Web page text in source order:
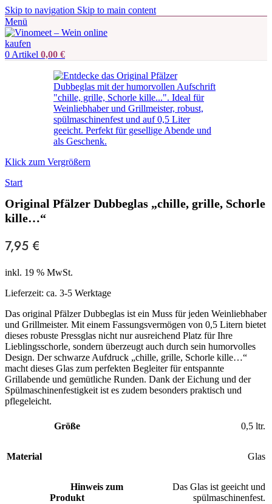
Skip to navigation Skip to main content
Menü
0 Artikel 0,00 €
Klick zum Vergrößern
Start
Original Pfälzer Dubbeglas „chille, grille, Schorle
kille…“
7,95 €
inkl. 19 % MwSt.
Lieferzeit: ca. 3-5 Werktage
Das original Pfälzer Dubbeglas ist ein Muss für jeden Weinliebhaber
und Grillmeister. Mit einem Fassungsvermögen von 0,5 Litern bietet
dieses robuste Pressglas nicht nur ausreichend Platz für Ihre
Lieblingsschorle, sondern überzeugt auch durch sein humorvolles
Design. Der schwarze Aufdruck „chille, grille, Schorle kille…“
macht dieses Glas zum perfekten Begleiter für entspannte
Grillabende und gemütliche Runden. Dank der Eichung und der
Spülmaschinenfestigkeit ist es zudem besonders praktisch und
pflegeleicht.
Größe 0,5 ltr.
Material Glas
Hinweis zum
Produkt
Das Glas ist geeicht und
spülmaschinenfest.